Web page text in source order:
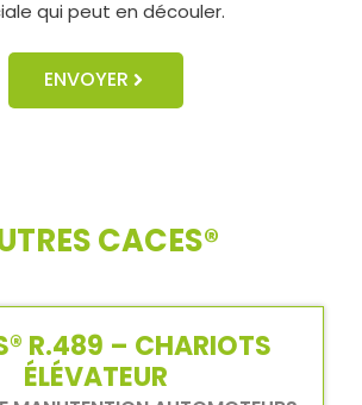
qui peut en découler.
ENVOYER
CACES®
R.489 – CHARIOTS
ÉLÉVATEUR